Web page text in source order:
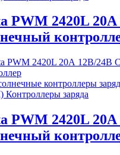
PWM 2420L
контроллеры
Контроллеры заряда
PWM 2420L